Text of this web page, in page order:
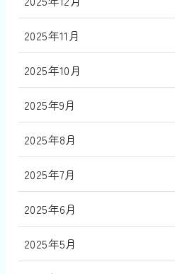
2025年11月
2025年10月
2025年9月
2025年8月
2025年7月
2025年6月
2025年5月